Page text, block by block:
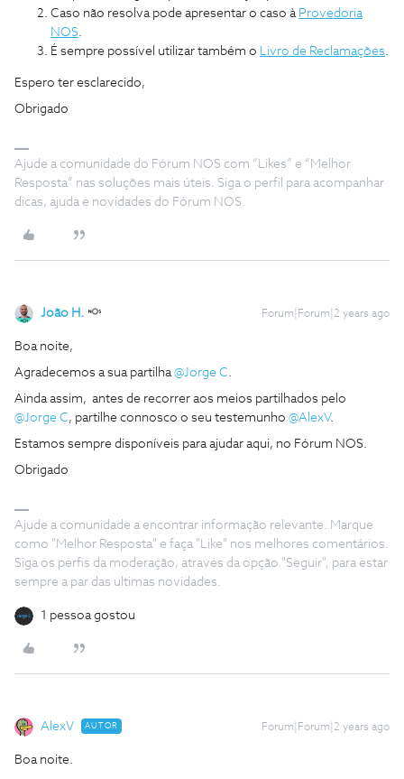
Caso não resolva pode apresentar o caso à Provedoria
NOS.
É sempre possível utilizar também o Livro de Reclamações.
Espero ter esclarecido,
Obrigado
Ajude a comunidade do Fórum NOS com “Likes” e “Melhor
Resposta” nas soluções mais úteis. Siga o perfil para acompanhar
dicas, ajuda e novidades do Fórum NOS.
João H. Forum|Forum|2 years ago
Boa noite,
Agradecemos a sua partilha@Jorge C.
Ainda assim, antes de recorrer aos meios partilhados pelo
@Jorge C, partilhe connosco o seu testemunho @AlexV.
Estamos sempre disponíveis para ajudar aqui, no Fórum NOS.
Obrigado
Ajude a comunidade a encontrar informação relevante. Marque
como "Melhor Resposta" e faça "Like" nos melhores comentários.
Siga os perfis da moderação, através da opção "Seguir", para estar
sempre a par das ultimas novidades.
1 pessoa gostou
AlexV AUTOR Forum|Forum|2 years ago
Boa noite.